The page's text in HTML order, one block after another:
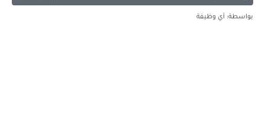
بواسطة: أي وظيفة